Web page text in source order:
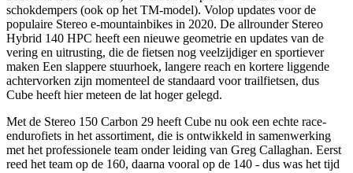
schokdempers (ook op het TM-model). Volop updates voor de
populaire Stereo e-mountainbikes in 2020. De allrounder Stereo
Hybrid 140 HPC heeft een nieuwe geometrie en updates van de
vering en uitrusting, die de fietsen nog veelzijdiger en sportiever
maken Een slappere stuurhoek, langere reach en kortere liggende
achtervorken zijn momenteel de standaard voor trailfietsen, dus
Cube heeft hier meteen de lat hoger gelegd.
Met de Stereo 150 Carbon 29 heeft Cube nu ook een echte race-
endurofiets in het assortiment, die is ontwikkeld in samenwerking
met het professionele team onder leiding van Greg Callaghan. Eerst
reed het team op de 160, daarna vooral op de 140 - dus was het tijd